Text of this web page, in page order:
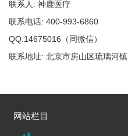
联系人: 神鹿医疗
联系电话: 400-993-6860
QQ:14675016（同微信）
联系地址: 北京市房山区琉璃河镇
网站栏目